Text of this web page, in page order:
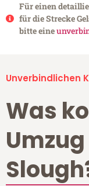
Für einen
für die Strecke
bitte eine
Unverbindlichen
Was